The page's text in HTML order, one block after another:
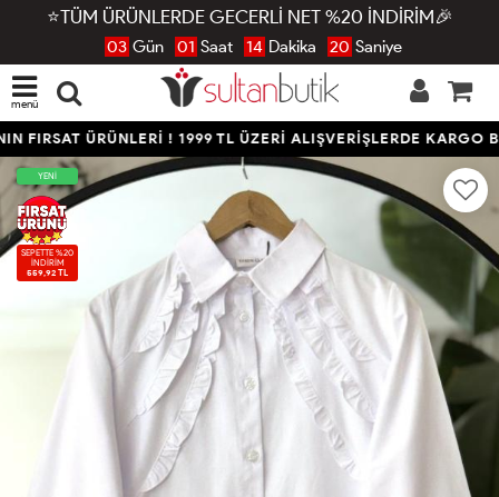
⭐TÜM ÜRÜNLERDE GECERLİ NET %20 İNDİRİM🎉
03 Gün 01 Saat 14 Dakika 20 Saniye
menü
FIRSAT ÜRÜNLERİ ! 1999 TL ÜZERİ ALIŞVERİŞLERDE KARGO
YENİ
SEPETTE %20
İNDİRİM
559,92 TL